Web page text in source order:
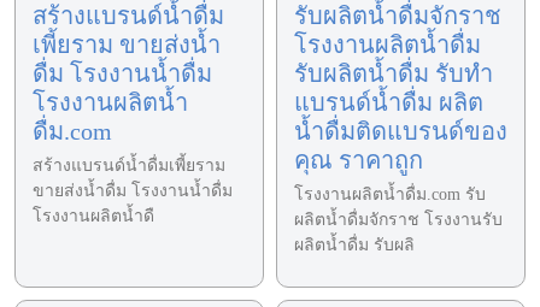
สร้างแบรนด์น้ำดื่ม
เพี้ยราม ขายส่งน้ำ
ดื่ม โรงงานน้ำดื่ม
โรงงานผลิตน้ำ
ดื่ม.com
สร้างแบรนด์น้ำดื่มเพี้ยราม
ขายส่งน้ำดื่ม โรงงานน้ำดื่ม
โรงงานผลิตน้ำดื
รับผลิตน้ำดื่มจักราช
โรงงานผลิตน้ำดื่ม
รับผลิตน้ำดื่ม รับทำ
แบรนด์น้ำดื่ม ผลิต
น้ำดื่มติดแบรนด์ของ
คุณ ราคาถูก
โรงงานผลิตน้ำดื่ม.com รับ
ผลิตน้ำดื่มจักราช โรงงานรับ
ผลิตน้ำดื่ม รับผลิ